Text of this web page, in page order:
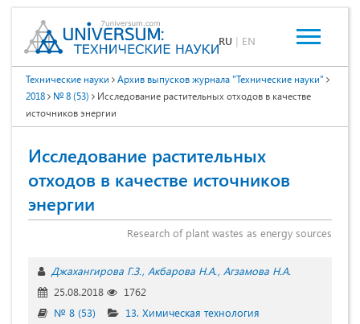
RU | EN
Технические науки
Архив выпусков журнала "Технические науки"
2018
№ 8 (53)
Исследование растительных отходов в качестве
источников энергии
Исследование растительных
отходов в качестве источников
энергии
Research of plant wastes as energy sources
Джахангирова Г.З. Акбарова Н.А. Агзамова Н.А.
25.08.2018
1762
№ 8 (53)
13. Химическая технология